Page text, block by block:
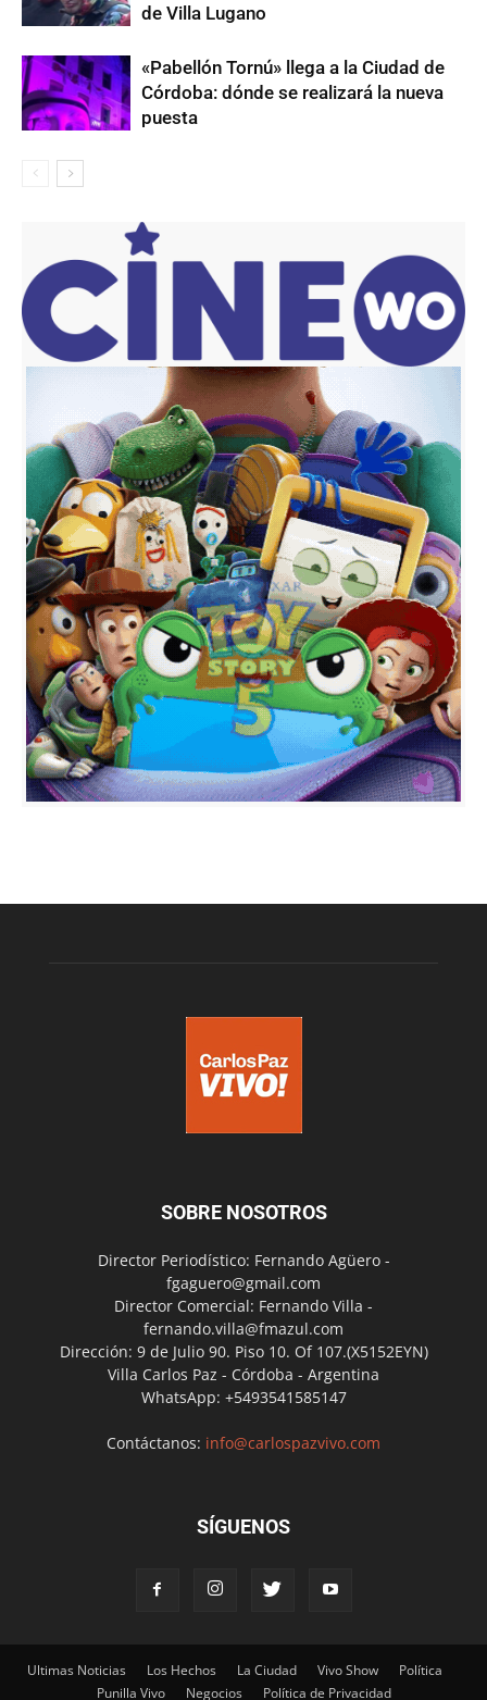
de Villa Lugano
«Pabellón Tornú» llega a la Ciudad de
Córdoba: dónde se realizará la nueva
puesta
SOBRE NOSOTROS
Director Periodístico: Fernando Agüero -
fgaguero@gmail.com
Director Comercial: Fernando Villa -
fernando.villa@fmazul.com
Dirección: 9 de Julio 90. Piso 10. Of 107.(X5152EYN)
Villa Carlos Paz - Córdoba - Argentina
WhatsApp: +5493541585147
Contáctanos: info@carlospazvivo.com
SÍGUENOS
Ultimas Noticias Los Hechos La Ciudad Vivo Show
Política
Punilla Vivo
Negocios Política de Privacidad